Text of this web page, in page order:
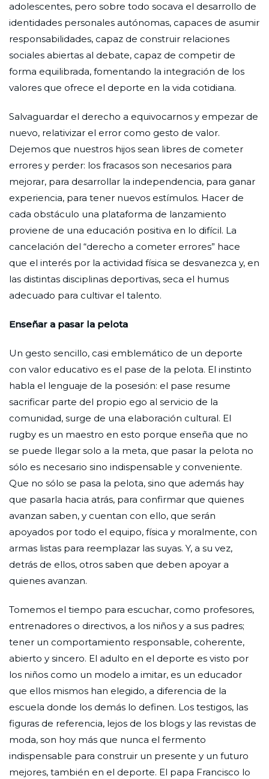
adolescentes, pero sobre todo socava el desarrollo de
identidades personales autónomas, capaces de asumir
responsabilidades, capaz de construir relaciones
sociales abiertas al debate, capaz de competir de
forma equilibrada, fomentando la integración de los
valores que ofrece el deporte en la vida cotidiana.
Salvaguardar el derecho a equivocarnos y empezar de
nuevo, relativizar el error como gesto de valor.
Dejemos que nuestros hijos sean libres de cometer
errores y perder: los fracasos son necesarios para
mejorar, para desarrollar la independencia, para ganar
experiencia, para tener nuevos estímulos. Hacer de
cada obstáculo una plataforma de lanzamiento
proviene de una educación positiva en lo difícil. La
cancelación del “derecho a cometer errores” hace
que el interés por la actividad física se desvanezca y, en
las distintas disciplinas deportivas, seca el humus
adecuado para cultivar el talento.
Enseñar a pasar la pelota
Un gesto sencillo, casi emblemático de un deporte
con valor educativo es el pase de la pelota. El instinto
habla el lenguaje de la posesión: el pase resume
sacrificar parte del propio ego al servicio de la
comunidad, surge de una elaboración cultural. El
rugby es un maestro en esto porque enseña que no
se puede llegar solo a la meta, que pasar la pelota no
sólo es necesario sino indispensable y conveniente.
Que no sólo se pasa la pelota, sino que además hay
que pasarla hacia atrás, para confirmar que quienes
avanzan saben, y cuentan con ello, que serán
apoyados por todo el equipo, física y moralmente, con
armas listas para reemplazar las suyas. Y, a su vez,
detrás de ellos, otros saben que deben apoyar a
quienes avanzan.
Tomemos el tiempo para escuchar, como profesores,
entrenadores o directivos, a los niños y a sus padres;
tener un comportamiento responsable, coherente,
abierto y sincero. El adulto en el deporte es visto por
los niños como un modelo a imitar, es un educador
que ellos mismos han elegido, a diferencia de la
escuela donde los demás lo definen. Los testigos, las
figuras de referencia, lejos de los blogs y las revistas de
moda, son hoy más que nunca el fermento
indispensable para construir un presente y un futuro
mejores, también en el deporte. El papa Francisco lo